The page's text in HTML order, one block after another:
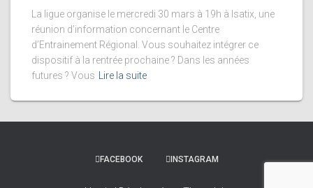
La ligue organise le mercredi 30 mars à 19h à Isatix, une
réunion d’information concernant le Centre
d’Entrainement Régional. Vous souhaitez intégrer ce
dispositif à la rentrée prochaine ? Dans les années
futures ? Vous
Lire la suite
FACEBOOK INSTAGRAM